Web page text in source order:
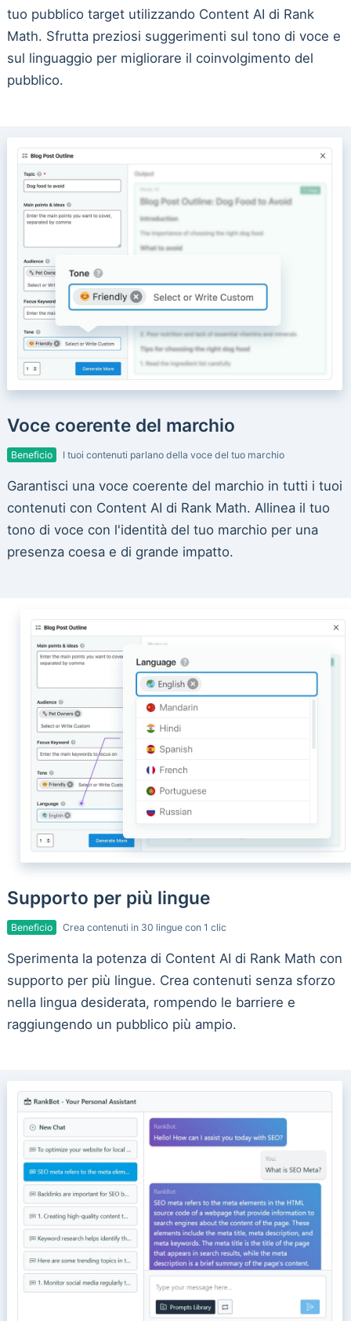
tuo pubblico target utilizzando Content AI di Rank
Math. Sfrutta preziosi suggerimenti sul tono di voce e
sul linguaggio per migliorare il coinvolgimento del
pubblico.
Voce coerente del marchio
Beneficio I tuoi contenuti parlano della voce del tuo marchio
Garantisci una voce coerente del marchio in tutti i tuoi
contenuti con Content AI di Rank Math. Allinea il tuo
tono di voce con l'identità del tuo marchio per una
presenza coesa e di grande impatto.
Supporto per più lingue
Beneficio Crea contenuti in 30 lingue con 1 clic
Sperimenta la potenza di Content AI di Rank Math con
supporto per più lingue. Crea contenuti senza sforzo
nella lingua desiderata, rompendo le barriere e
raggiungendo un pubblico più ampio.